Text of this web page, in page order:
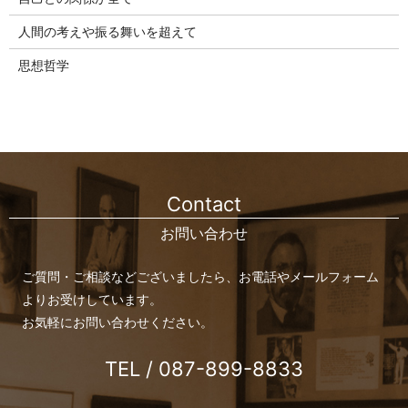
人間の考えや振る舞いを超えて
思想哲学
Contact
お問い合わせ
ご質問・ご相談などございましたら、お電話やメールフォーム
よりお受けしています。
お気軽にお問い合わせください。
TEL / 087-899-8833